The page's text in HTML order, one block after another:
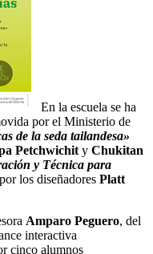
En la escuela se ha
por el Ministerio de
de la seda tailandesa»
Petchwichit y Chukitan
y Técnica para
por los diseñadores Platt
Amparo Peguero, del
interactiva
cinco alumnos